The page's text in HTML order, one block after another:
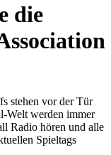
die
stehen vor der Tür
Welt werden immer
Radio hören und alle
Spieltags